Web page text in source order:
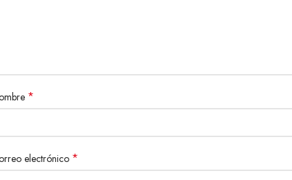
*
electrónico *